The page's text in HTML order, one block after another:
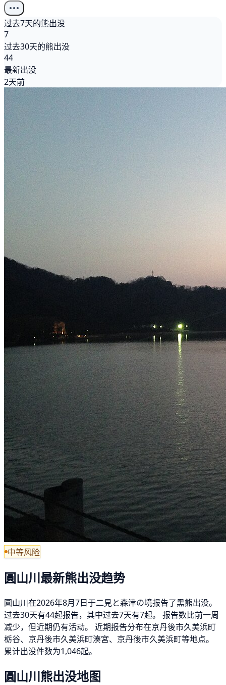
过去7天的熊出没
7
过去30天的熊出没
44
最新出没
2天前
中等风险
圓山川最新熊出没趋势
圓山川在2026年8月7日于二見と森津の境报告了黑熊出没。
过去30天有44起报告，其中过去7天有7起。 报告数比前一周
减少，但近期仍有活动。 近期报告分布在京丹後市久美浜町
栃谷、京丹後市久美浜町湊宮、京丹後市久美浜町等地点。
累计出没件数为1,046起。
圓山川熊出没地图